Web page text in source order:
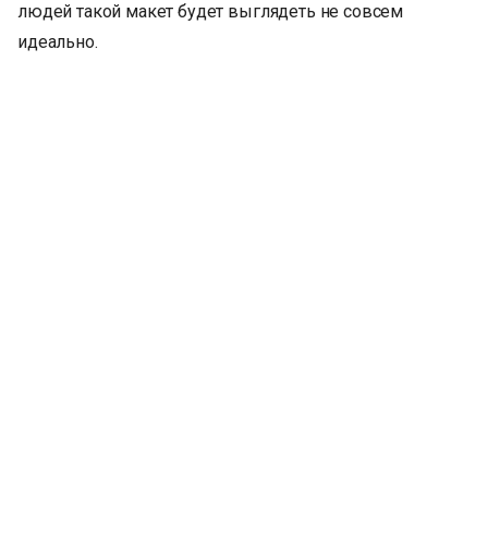
людей такой макет будет выглядеть не совсем
идеально.